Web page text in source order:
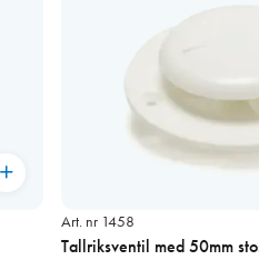
Art. nr 1458
Tallriksventil med 50mm